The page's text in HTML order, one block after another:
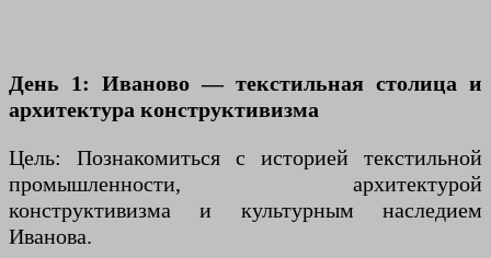
День 1: Иваново — текстильная столица и
архитектура конструктивизма
Цель: Познакомиться с историей текстильной
промышленности, архитектурой
конструктивизма и культурным наследием
Иванова.